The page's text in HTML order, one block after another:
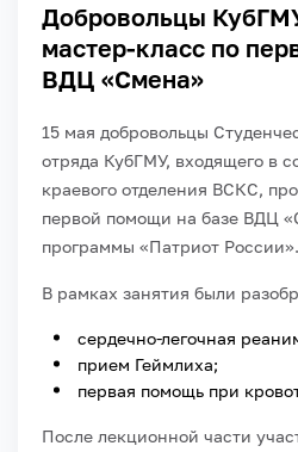
Добровольцы
мастер-класс по
ВДЦ «Смена»
15 мая добровольцы
отряда КубГМУ, входящего в
краевого отделения ВСКС,
первой помощи на базе ВДЦ
программы «Патриот России».
В рамках занятия были
сердечно-легочная
прием Геймлиха;
первая помощь при
После лекционной части